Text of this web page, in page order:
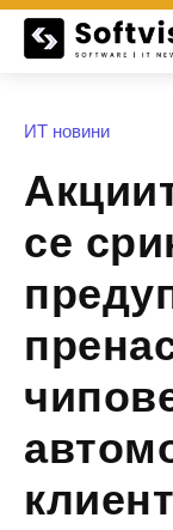
ИТ новини
се